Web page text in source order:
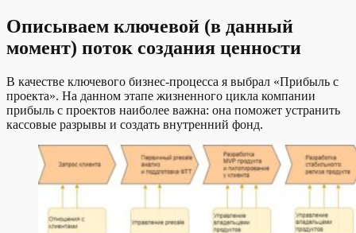
Описываем ключевой (в данный
момент) поток создания ценности
В качестве ключевого бизнес-процесса я выбрал «Прибыль с
проекта». На данном этапе жизненного цикла компании
прибыль с проектов наиболее важна: она поможет устранить
кассовые разрывы и создать внутренний фонд.